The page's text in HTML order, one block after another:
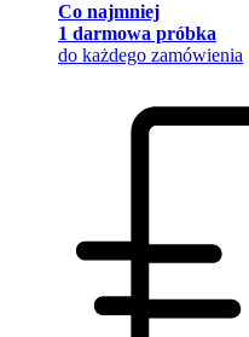
Co najmniej
1 darmowa próbka
do każdego zamówienia